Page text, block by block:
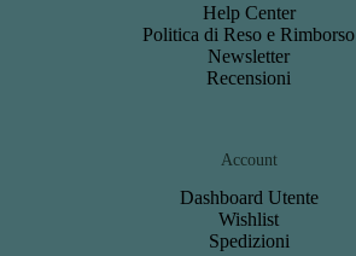
Help Center
Politica di Reso e Rimborso
Newsletter
Recensioni
Account
Dashboard Utente
Wishlist
Spedizioni